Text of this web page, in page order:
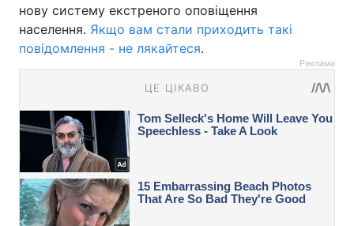
нову систему екстреного оповіщення
населення. Якщо вам стали приходить такі
повідомлення - не лякайтеся.
Реклама